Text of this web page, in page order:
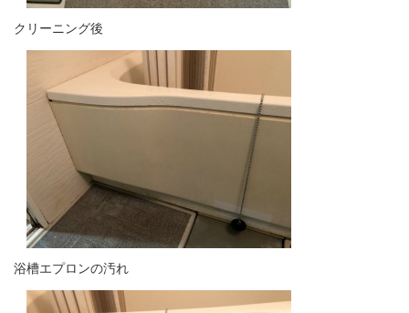
クリーニング後
浴槽エプロンの汚れ